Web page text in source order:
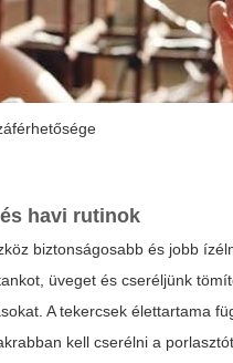
havi rutinok
biztonságosabb és jobb
üveget és cseréljünk
A tekercsek élettartama
kell cserélni a porlasztót.